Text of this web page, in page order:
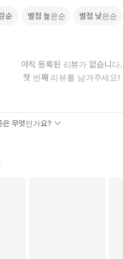
순 별점 높은순 별점 낮은순
아직 등록된 리뷰가 없습니다.
첫 번째 리뷰를 남겨주세요!
은 무엇인가요?